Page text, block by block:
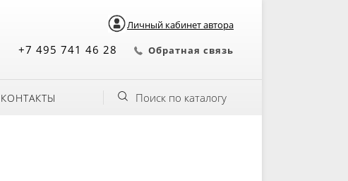
Личный кабинет автора
+7 495 741 46 28 Обратная связь
КОНТАКТЫ Поиск по каталогу